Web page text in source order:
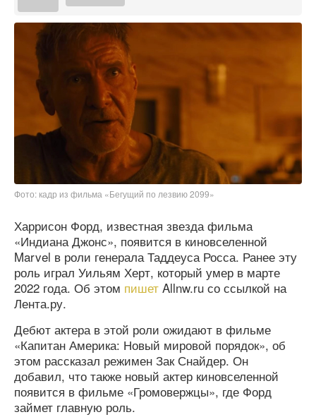
Фото: кадр из фильма «Бегущий по лезвию 2099»
Харрисон Форд, известная звезда фильма
«Индиана Джонс», появится в киновселенной
Marvel в роли генерала Таддеуса Росса. Ранее эту
роль играл Уильям Херт, который умер в марте
2022 года. Об этом пишет Allnw.ru со ссылкой на
Лента.ру.
Дебют актера в этой роли ожидают в фильме
«Капитан Америка: Новый мировой порядок», об
этом рассказал режимен Зак Снайдер. Он
добавил, что также новый актер киновселенной
появится в фильме «Громовержцы», где Форд
займет главную роль.